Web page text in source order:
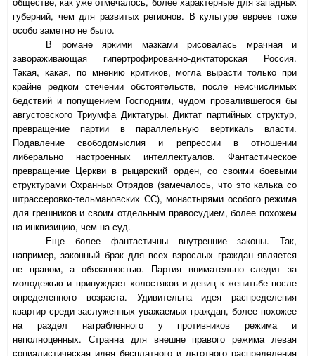
губерний, чем для развитых регионов. В культуре евреев тоже
особо заметно не было.
В романе яркими мазками рисовалась мрачная и
завораживающая гипертрофированно-диктаторская Россия.
Такая, какая, по мнению критиков, могла вырасти только при
крайне редком стечении обстоятельств, после неисчислимых
бедствий и попущением Господним, чудом провалившегося бы
августовского Триумфа Диктатуры. Диктат партийных структур,
превращение партии в параллельную вертикаль власти.
Подавление свободомыслия и репрессии в отношении
либерально настроенных интеллектуалов. Фантастическое
превращение Церкви в рыцарский орден, со своими боевыми
структурами Охранных Отрядов (замечалось, что это калька со
штрассеровко-тельмановских СС), монастырями особого режима
для грешников и своим отдельным правосудием, более похожем
на инквизицию, чем на суд.
Еще более фантастичны внутренние законы. Так,
например, законный брак для всех взрослых граждан является
не правом, а обязанностью. Партия внимательно следит за
молодежью и принуждает холостяков и девиц к женитьбе после
определенного возраста. Удивительна идея распределения
квартир среди заслуженных уважаемых граждан, более похожее
на раздел награбленного у противников режима и
неполноценных. Странна для внешне правого режима левая
социалистическая идея бесплатного и льготного распределения